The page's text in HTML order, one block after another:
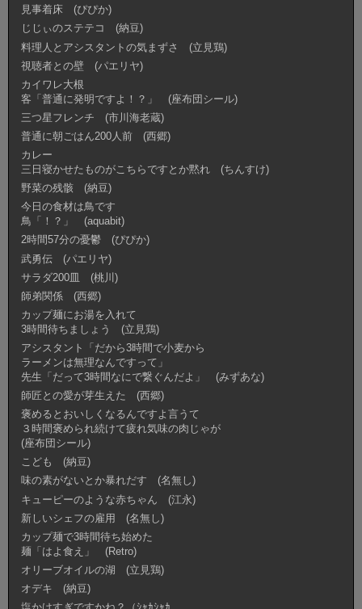
見事着床 (ぴぴか)
じじぃのステテコ (納豆)
料理人とアシスタントの気まずさ (立見鶏)
視聴者との壁 (パエリヤ)
カイワレ大根
客「普通に発明ですよ！？」 (座布団シール)
三つ星フレンチ (市川海老蔵)
普通に朝ごはん200人前 (西郷)
カレー
三日寝かせたものがこちらですとか黙れ (ちんすけ)
野菜の残骸 (納豆)
今日の食材は鳥です
鳥「！？」 (aquabit)
2時間57分の憂鬱 (ぴぴか)
武勇伝 (パエリヤ)
サラダ200皿 (桃川)
師弟関係 (西郷)
カップ麺にお湯を入れて
3時間待ちましょう (立見鶏)
アシスタント「だから3時間で小麦から
ラーメンは無理なんですって」
先生「だって3時間なにで繋ぐんだよ」 (みずあな)
師匠との愛が芽生えた (西郷)
褒めるとおいしくなるんですよ言うて
３時間褒められ続けて疲れ気味の肉じゃが
(座布団シール)
こども (納豆)
味の素がないとか暴れだす (名無し)
キューピーのような赤ちゃん (江永)
新しいシェフの雇用 (名無し)
カップ麺で3時間待ち始めた
麺「はよ食え」 (Retro)
オリーブオイルの湖 (立見鶏)
オデキ (納豆)